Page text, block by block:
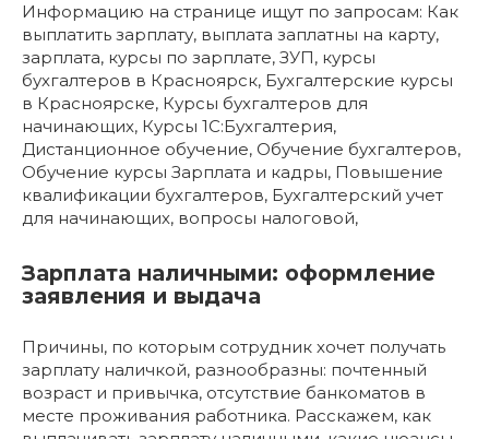
Информацию на странице ищут по запросам: Как
выплатить зарплату, выплата заплатны на карту,
зарплата, курсы по зарплате, ЗУП, курсы
бухгалтеров в Красноярск, Бухгалтерские курсы
в Красноярске, Курсы бухгалтеров для
начинающих, Курсы 1С:Бухгалтерия,
Дистанционное обучение, Обучение бухгалтеров,
Обучение курсы Зарплата и кадры, Повышение
квалификации бухгалтеров, Бухгалтерский учет
для начинающих, вопросы налоговой,
Зарплата наличными: оформление
заявления и выдача
Причины, по которым сотрудник хочет получать
зарплату наличкой, разнообразны: почтенный
возраст и привычка, отсутствие банкоматов в
месте проживания работника. Расскажем, как